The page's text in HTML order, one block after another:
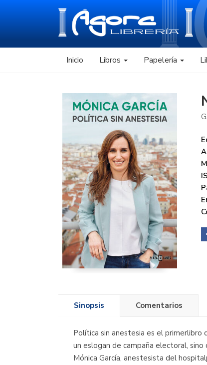
Inicio Libros Papelería
Sinopsis Comentarios
Política sin anestesia es el primerlibro
un eslogan de campaña electoral,
Mónica García, anestesista del